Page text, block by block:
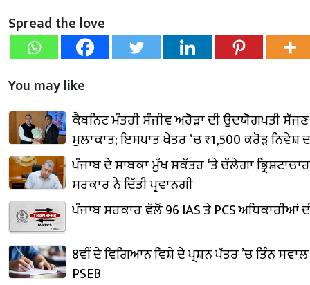
Spread the love
You may like
ਕੈਬਨਿਟ ਮੰਤਰੀ ਸੰਜੀਵ ਅਰੋੜਾ ਦੀ ਉਦਯੋਗਪਤੀ
ਮੁਲਾਕਾਤ; ਇਸਪਾਤ ਖੇਤਰ ‘ਚ ₹1,500 ਕਰੋੜ ਨਿਵੇਸ਼
ਪੰਜਾਬ ਦੇ ਸਾਬਕਾ ਮੁੱਖ ਸਕੱਤਰ ‘ਤੇ ਚੱਲੇਗਾ
ਸਰਕਾਰ ਨੇ ਦਿੱਤੀ ਪ੍ਰਵਾਨਗੀ
ਪੰਜਾਬ ਸਰਕਾਰ ਵੱਲੋਂ 96 IAS ਤੇ PCS
8ਵੀਂ ਦੇ ਵਿਗਿਆਨ ਵਿਸ਼ੇ ਦੇ ਪ੍ਰਸ਼ਨ ਪੱਤਰ ’ਚ ਤਿੰਨ
PSEB